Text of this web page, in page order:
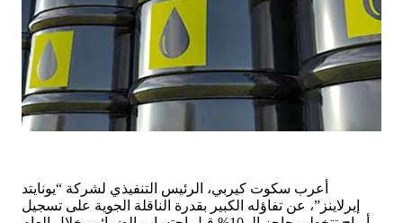
أعرب سكوت كيربي، الرئيس التنفيذي لشركة “يونايتد
إيرلاينز”، عن تفاؤله الكبير بقدرة الناقلة الجوية على تسجيل